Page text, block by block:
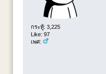
กระทู้: 3,225
Like: 97
เพศ: